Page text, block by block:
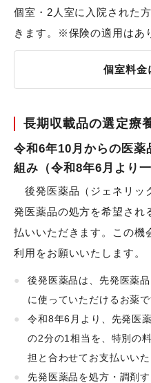
個室・2人室に入院された
きます。※保険の適用はあ
個室料金
長期収載品の選定療
令和6年10月からの医
組み（令和8年6月より一
後発医薬品（ジェネリッ
発医薬品の処方を希望され
払いいただきます。この機
利用をお願いいたします。
後発医薬品は、先発医薬
に使っていただけるお薬で
令和8年6月より、先発医
の2分の1相当を、特別の
担と合わせてお支払いいた
先発医薬品を処方・調剤